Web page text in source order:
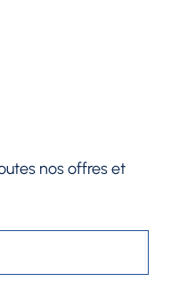
nos offres et